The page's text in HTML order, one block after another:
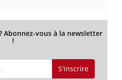
Abonnez-vous à la newsletter
!
S'inscrire